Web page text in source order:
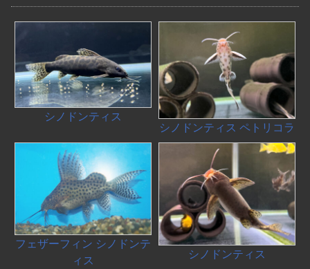
シノドンティス
シノドンティス ペトリコラ
フェザーフィン シノドンテ
ィス
シノドンティス